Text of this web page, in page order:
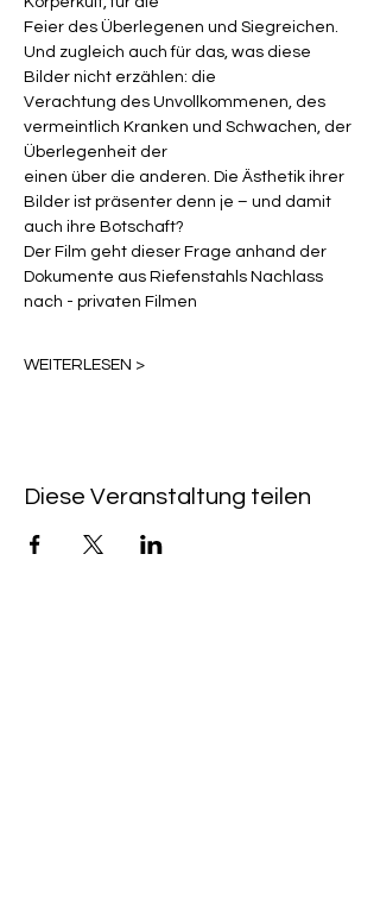
Feier des Überlegenen und Siegreichen.
Und zugleich auch für das, was diese
Bilder nicht erzählen: die
Verachtung des Unvollkommenen, des
vermeintlich Kranken und Schwachen, der
Überlegenheit der
einen über die anderen. Die Ästhetik ihrer
Bilder ist präsenter denn je – und damit
auch ihre Botschaft?
Der Film geht dieser Frage anhand der
Dokumente aus Riefenstahls Nachlass
nach - privaten Filmen
WEITERLESEN >
Diese Veranstaltung teilen